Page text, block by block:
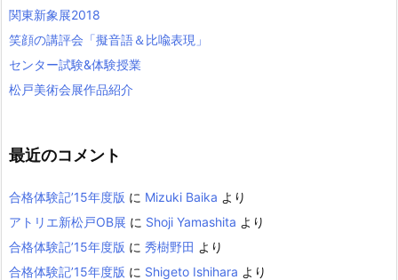
関東新象展2018
笑顔の講評会「擬音語＆比喩表現」
センター試験&体験授業
松戸美術会展作品紹介
最近のコメント
合格体験記’15年度版 に Mizuki Baika より
アトリエ新松戸OB展 に Shoji Yamashita より
合格体験記’15年度版 に 秀樹野田 より
合格体験記’15年度版 に Shigeto Ishihara より